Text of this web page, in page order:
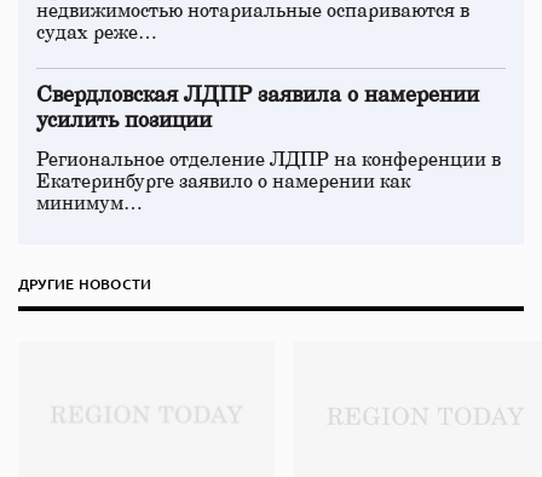
недвижимостью нотариальные оспариваются в
судах реже…
Свердловская ЛДПР заявила о намерении
усилить позиции
Региональное отделение ЛДПР на конференции в
Екатеринбурге заявило о намерении как
минимум…
ДРУГИЕ НОВОСТИ